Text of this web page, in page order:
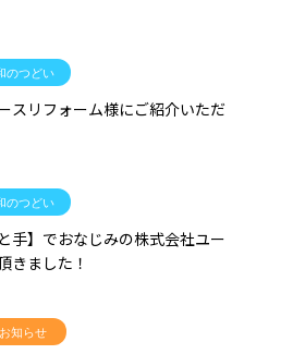
のつどい
スリフォーム様にご紹介いただ
のつどい
手】でおなじみの株式会社ユー
きました！
お知らせ